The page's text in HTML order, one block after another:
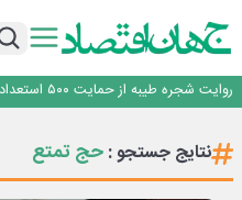
کنترل و ماژول وایرلس بومی‌سازی شده
خارجی
خدمت رسانی بیمه دی با تکیه بر تحول
روایت شجره طیبه از حمایت ۵۰۰ استعداد درخشان در سال
با آزمون موفقیت‌آمیز بیش از یک سال
کنترل و ماژول وایرلس بومی‌سازی شده
خارجی
خدمت رسانی بیمه دی با تکیه بر تحول
نتایج جستجو :حج تمتع